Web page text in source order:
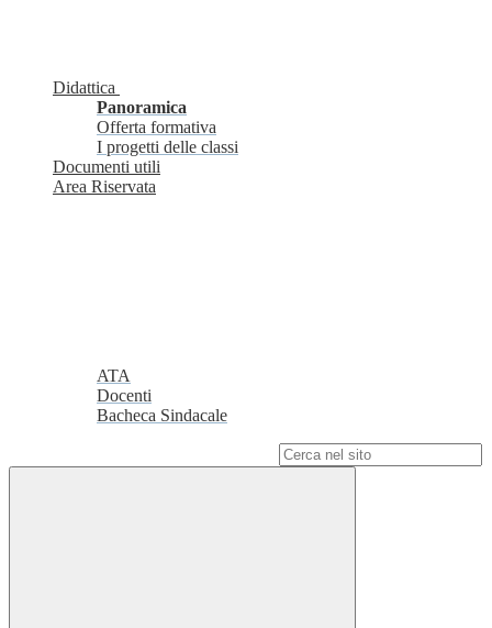
Didattica
Panoramica
Offerta formativa
I progetti delle classi
Documenti utili
Area Riservata
ATA
Docenti
Bacheca Sindacale